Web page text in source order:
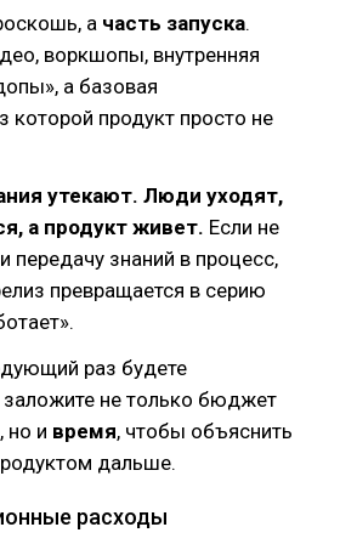
а часть запуска.
воркшопы, внутренняя
а базовая
которой продукт просто не
утекают. Люди уходят,
а продукт живет. Если не
передачу знаний в процесс,
превращается в серию
раз будете
заложите не только бюджет
но и время, чтобы объяснить
дальше.
расходы